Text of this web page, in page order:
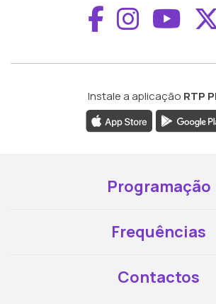
Aceder
Instale a aplicação RTP
Programação
Frequências
Contactos